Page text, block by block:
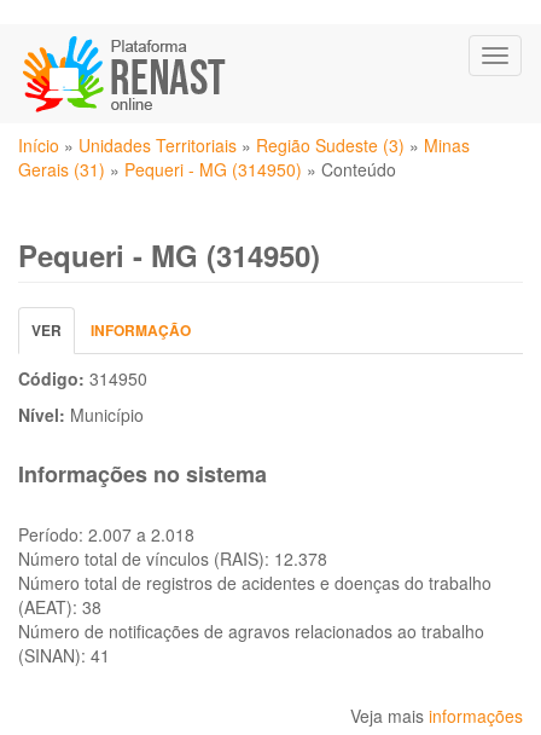
para
conteúdo
principal
Você
está
Início » Unidades Territoriais » Região Sudeste (3) » Minas
Gerais (31) » Pequeri - MG (314950) » Conteúdo
Pequeri - MG (314950)
Abas
primárias
VER (ABA
ATIVA)
INFORMAÇÃO
Código: 314950
Nível: Município
Informações no sistema
Período: 2.007 a 2.018
Número total de vínculos (RAIS): 12.378
Número total de registros de acidentes e doenças do trabalho
(AEAT): 38
Número de notificações de agravos relacionados ao trabalho
(SINAN): 41
Veja mais informações